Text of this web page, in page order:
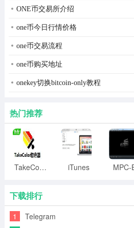
ones刻录软件中文版使用动态用
手和高手。支持各种刻录格式，
建音乐辑。ones刻录软件中文
extra，pre-gap，upc与isrc！
ones刻录软件使用步骤
如何使用ones简单快速刻录光盘？
1、首先我们需要先打开ones光
然后放入空白光盘一张，看到这
ONE币交易所介绍
one币今日行情价格
one币交易流程
one币购买地址
onekey切换bitcoin-only教程
热门推荐
TakeColor取色器 iTunes MPC-
下载排行
1 Telegram